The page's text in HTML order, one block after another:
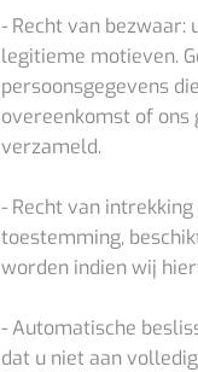
- Recht van
legitieme motieven.
persoonsgegevens
overeenkomst of ons
verzameld.
- Recht van
toestemming,
worden indien wij
- Automatische
dat u niet aan